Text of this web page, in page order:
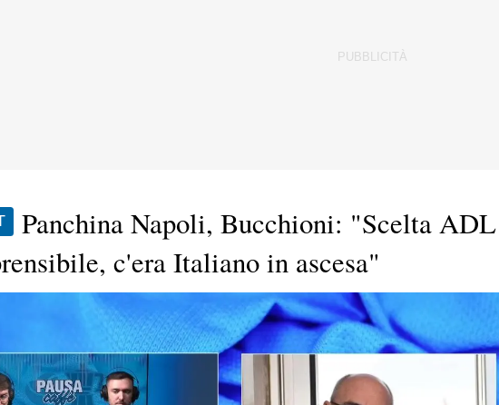
Panchina Napoli, Bucchioni: "Scelta ADL
c'era Italiano in ascesa"